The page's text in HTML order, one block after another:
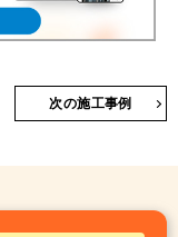
次の施工事例